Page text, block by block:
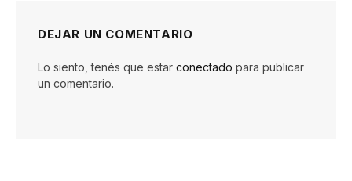
DEJAR UN COMENTARIO
Lo siento, tenés que estar conectado para publicar
un comentario.